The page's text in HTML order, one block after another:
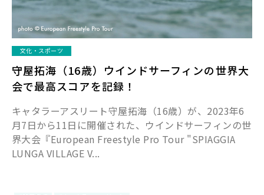
文化・スポーツ
守屋拓海（16歳）ウインドサーフィンの世界大
会で最高スコアを記録！
キャタラーアスリート守屋拓海（16歳）が、2023年6
月7日から11日に開催された、ウインドサーフィンの世
界大会『European Freestyle Pro Tour "SPIAGGIA
LUNGA VILLAGE V...